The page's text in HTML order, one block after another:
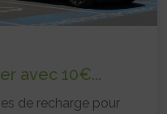
avec 10€...
de recharge pour